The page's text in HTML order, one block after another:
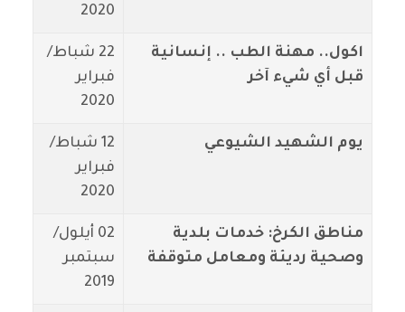
2020
اكول.. مهنة الطب .. إنسانية
قبل أي شيء آخر
22 شباط/
فبراير
2020
يوم الشهيد الشيوعي
12 شباط/
فبراير
2020
مناطق الكرخ: خدمات بلدية
وصحية رديئة ومعامل متوقفة
02 أيلول/
سبتمبر
2019